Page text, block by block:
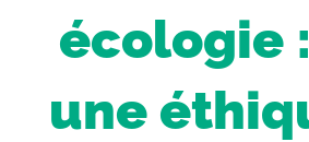
écologie
une